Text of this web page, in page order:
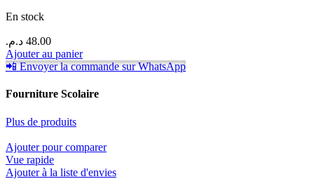
En stock
48.00 د.م.
Ajouter au panier
📲 Envoyer la commande sur WhatsApp
Fourniture Scolaire
Plus de produits
Ajouter pour comparer
Vue rapide
Ajouter à la liste d'envies